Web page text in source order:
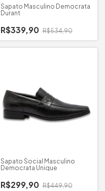
Sapato Masculino Democrata
Durant
R$339,90 R$534,90
Sapato Social Masculino
Democrata Unique
R$299,90 R$449,90